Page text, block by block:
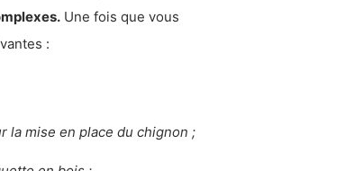
Une fois que vous
:
la mise en place du chignon ;